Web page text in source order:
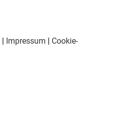
Impressum
Cookie-